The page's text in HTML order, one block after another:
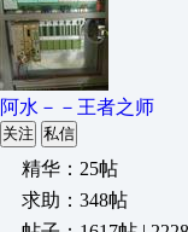
阿水－－王者之师
关注 私信
精华：25帖
求助：348帖